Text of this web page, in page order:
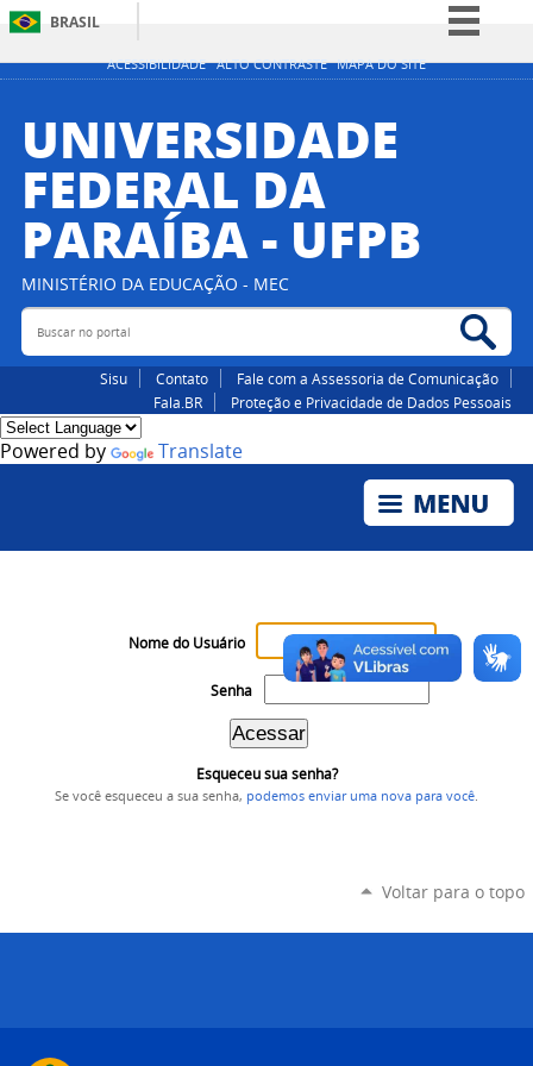
ACESSIBILIDADE ALTO CONTRASTE MAPA DO SITE
BRASIL
Simplifique!
Participe
Acesso à informação
Canais
UNIVERSIDADE
FEDERAL DA
PARAÍBA - UFPB
MINISTÉRIO DA EDUCAÇÃO - MEC
Buscar no portal
Sisu Contato
Fale com a Assessoria de Comunicação
Fala.BR
Proteção e Privacidade de Dados Pessoais
Powered by Translate
Nome do Usuário
Senha
Esqueceu sua senha?
Se você esqueceu a sua senha, podemos enviar uma nova para você
Voltar para o topo